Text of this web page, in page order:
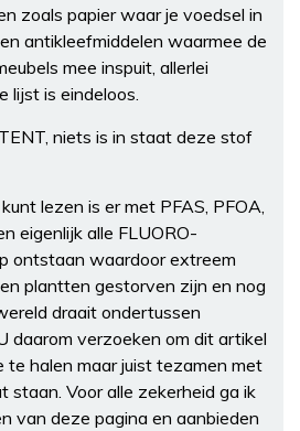
zoals papier waar je voedsel in
antikleefmiddelen waarmee de
mee inspuit, allerlei
lijst is eindeloos.
niets is in staat deze stof
lezen is er met PFAS, PFOA,
eigenlijk alle FLUORO-
ontstaan waardoor extreem
plantten gestorven zijn en nog
draait ondertussen
daarom verzoeken om dit artikel
halen maar juist tezamen met
staan. Voor alle zekerheid ga ik
van deze pagina en aanbieden